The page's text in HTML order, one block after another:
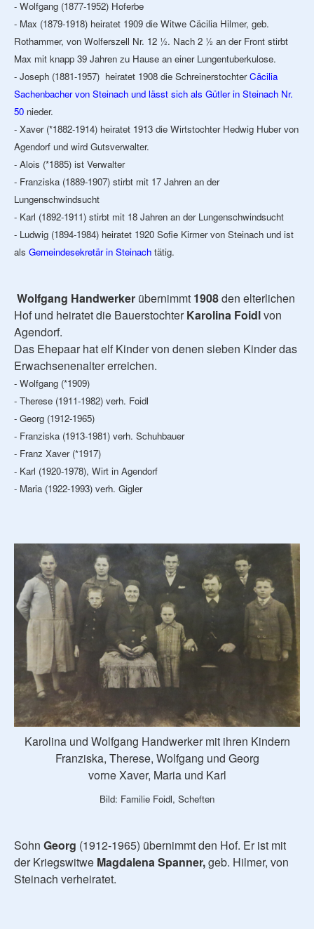
- Wolfgang (1877-1952) Hoferbe
- Max (1879-1918) heiratet 1909 die Witwe Cäcilia Hilmer, geb.
Rothammer, von Wolferszell Nr. 12 ½. Nach 2 ½ an der Front stirbt
Max mit knapp 39 Jahren zu Hause an einer Lungentuberkulose.
- Joseph (1881-1957) heiratet 1908 die SchreinerstochterCäcilia
Sachenbacher von Steinach und lässt sich als Gütler in Steinach Nr.
50 nieder.
- Xaver (*1882-1914) heiratet 1913 die Wirtstochter Hedwig Huber von
Agendorf und wird Gutsverwalter.
- Alois (*1885) ist Verwalter
- Franziska (1889-1907) stirbt mit 17 Jahren an der
Lungenschwindsucht
- Karl (1892-1911) stirbt mit 18 Jahren an der Lungenschwindsucht
- Ludwig (1894-1984) heiratet 1920 Sofie Kirmer von Steinach und ist
als Gemeindesekretär in Steinach tätig.
Wolfgang Handwerker übernimmt 1908den elterlichen
Hof und heiratet die BauerstochterKarolina Foidlvon
Agendorf.
Das Ehepaar hat elf Kinder von denen sieben Kinder das
Erwachsenenalter erreichen.
- Wolfgang (*1909)
- Therese (1911-1982) verh. Foidl
- Georg (1912-1965)
- Franziska (1913-1981) verh. Schuhbauer
- Franz Xaver (*1917)
- Karl (1920-1978), Wirt in Agendorf
- Maria (1922-1993) verh. Gigler
Karolina und Wolfgang Handwerker mit ihren Kindern
Franziska, Therese, Wolfgang und Georg
vorne Xaver, Maria und Karl
Bild: Familie Foidl, Scheften
Sohn Georg (1912-1965) übernimmt den Hof. Er ist mit
der Kriegswitwe Magdalena Spanner,geb. Hilmer, von
Steinach verheiratet.